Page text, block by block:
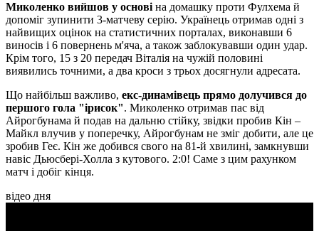
Миколенко вийшов у основі на домашку проти Фулхема й
допоміг зупинити 3-матчеву серію. Українець отримав одні з
найвищих оцінок на статистичних порталах, виконавши 6
виносів і 6 повернень м'яча, а також заблокувавши один удар.
Крім того, 15 з 20 передач Віталія на чужій половині
виявились точними, а два кроси з трьох досягнули адресата.
Що найбільш важливо, екс-динамівець прямо долучився до
першого гола "ірисок". Миколенко отримав пас від
Айрогбунама й подав на дальню стійку, звідки пробив Кін –
Майкл влучив у поперечку, Айрогбунам не зміг добити, але це
зробив Геє. Кін же добився свого на 81-й хвилині, замкнувши
навіс Дьюсбері-Холла з кутового. 2:0! Саме з цим рахунком
матч і добіг кінця.
відео дня